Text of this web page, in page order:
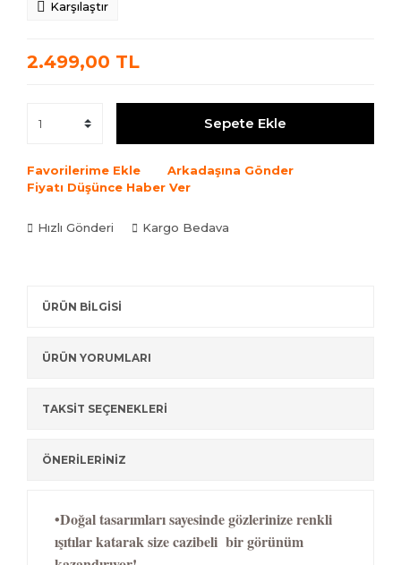
Karşılaştır
2.499,00 TL
Sepete Ekle
Favorilerime Ekle
Arkadaşına Gönder
Fiyatı Düşünce Haber Ver
Hızlı Gönderi Kargo Bedava
ÜRÜN BİLGİSİ
ÜRÜN YORUMLARI
TAKSİT SEÇENEKLERİ
ÖNERİLERİNİZ
•Doğal tasarımları sayesinde gözlerinize renkli
ışıtılar katarak size cazibeli bir görünüm